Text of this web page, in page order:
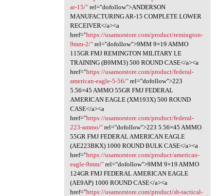
ar-15/"rel="dofollow">ANDERSON
MANUFACTURING AR-15 COMPLETE LOWER
RECEIVER</a><a
href="https://usamorstore.com/product/remington-
9mm-2/"rel="dofollow">9MM 9×19 AMMO
115GR FMJ REMINGTON MILITARY LE
TRAINING (B9MM3) 500 ROUND CASE</a><a
href="https://usamorstore.com/product/federal-
american-eagle-5-56/"rel="dofollow">223
5.56×45 AMMO 55GR FMJ FEDERAL
AMERICAN EAGLE (XM193X) 500 ROUND
CASE</a><a
href="https://usamorstore.com/product/federal-
223-ammo/"rel="dofollow">223 5.56×45 AMMO
55GR FMJ FEDERAL AMERICAN EAGLE
(AE223BKX) 1000 ROUND BULK CASE</a><a
href="https://usamorstore.com/product/american-
eagle-9mm/"rel="dofollow">9MM 9×19 AMMO
124GR FMJ FEDERAL AMERICAN EAGLE
(AE9AP) 1000 ROUND CASE</a><a
href="https://usamorstore.com/product/sb-tactical-